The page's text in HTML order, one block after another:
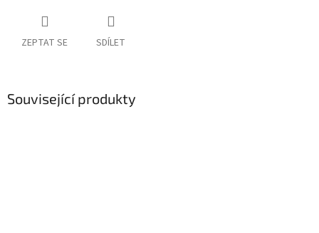
ZEPTAT SE SDÍLET
Související produkty